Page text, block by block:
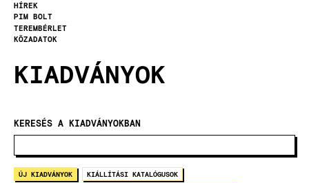
HÍREK
PIM BOLT
TEREMBÉRLET
KÖZADATOK
KIADVÁNYOK
KERESÉS A KIADVÁNYOKBAN
ÚJ KIADVÁNYOK KIÁLLÍTÁSI KATALÓGUSOK